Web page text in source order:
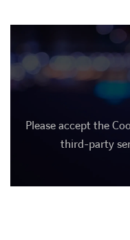
Please accept the
third-party